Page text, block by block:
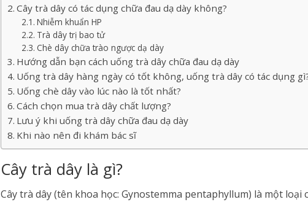
Cây trà dây có tác dụng chữa đau dạ dày không?
Nhiễm khuẩn HP
Trà dây trị bao tử
Chè dây chữa trào ngược dạ dày
Hướng dẫn bạn cách uống trà dây chữa đau dạ dày
Uống trà dây hàng ngày có tốt không, uống trà dây có tác dụng
Uống chè dây vào lúc nào là tốt nhất?
Cách chọn mua trà dây chất lượng?
Lưu ý khi uống trà dây chữa đau dạ dày
Khi nào nên đi khám bác sĩ
Cây trà dây là gì?
Cây trà dây (tên khoa học: Gynostemma pentaphyllum) là một loại